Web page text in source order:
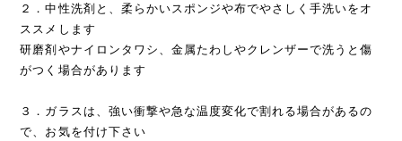
２．中性洗剤と、柔らかいスポンジや布でやさしく手洗いをオ
ススメします
研磨剤やナイロンタワシ、金属たわしやクレンザーで洗うと傷
がつく場合があります
３．ガラスは、強い衝撃や急な温度変化で割れる場合があるの
で、お気を付け下さい